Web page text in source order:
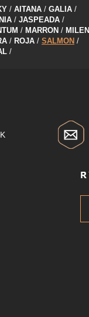
AITANA
GALIA
JASPEADA
MARRON
ROJA
SALMON